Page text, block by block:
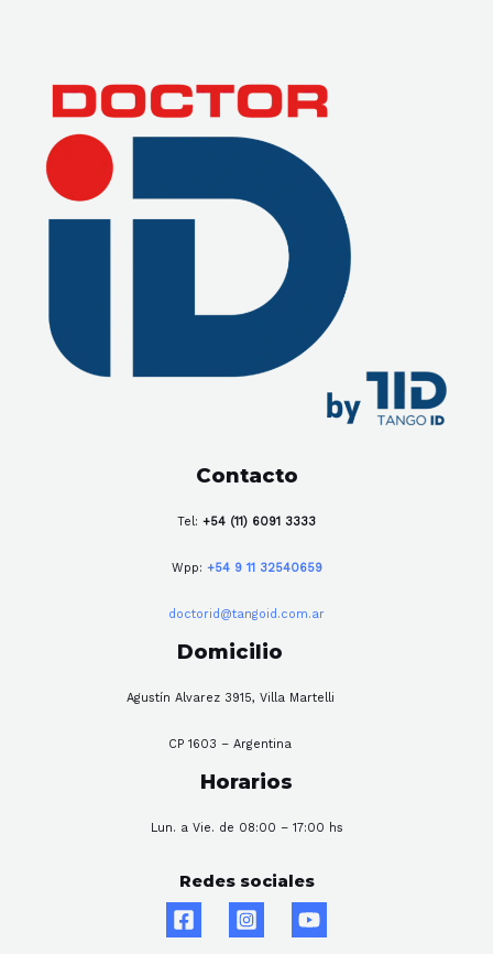
Contacto
Tel: +54 (11) 6091 3333
Wpp: +54 9 11 32540659
doctorid@tangoid.com.ar
Domicilio
Agustín Alvarez 3915, Villa Martelli
CP 1603 – Argentina
Horarios
Lun. a Vie. de 08:00 – 17:00 hs
Redes sociales